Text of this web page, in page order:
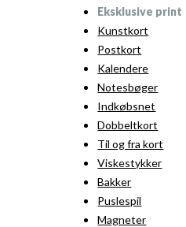
Eksklusive print
Kunstkort
Postkort
Kalendere
Notesbøger
Indkøbsnet
Dobbeltkort
Til og fra kort
Viskestykker
Bakker
Puslespil
Magneter